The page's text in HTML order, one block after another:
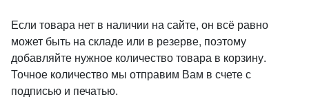
Если товара нет в наличии на сайте, он всё равно
может быть на складе или в резерве, поэтому
добавляйте нужное количество товара в корзину.
Точное количество мы отправим Вам в счете с
подписью и печатью.